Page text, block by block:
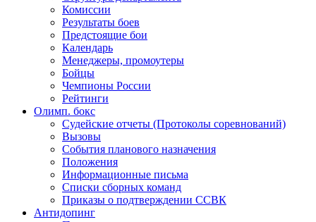
Комиссии
Результаты боев
Предстоящие бои
Календарь
Менеджеры, промоутеры
Бойцы
Чемпионы России
Рейтинги
Олимп. бокс
Судейские отчеты (Протоколы соревнований)
Вызовы
События планового назначения
Положения
Информационные письма
Списки сборных команд
Приказы о подтверждении ССВК
Антидопинг